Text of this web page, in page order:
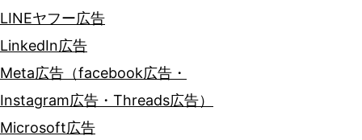
LINEヤフー広告
LinkedIn広告
Meta広告（facebook広告・
Instagram広告・Threads広告）
Microsoft広告